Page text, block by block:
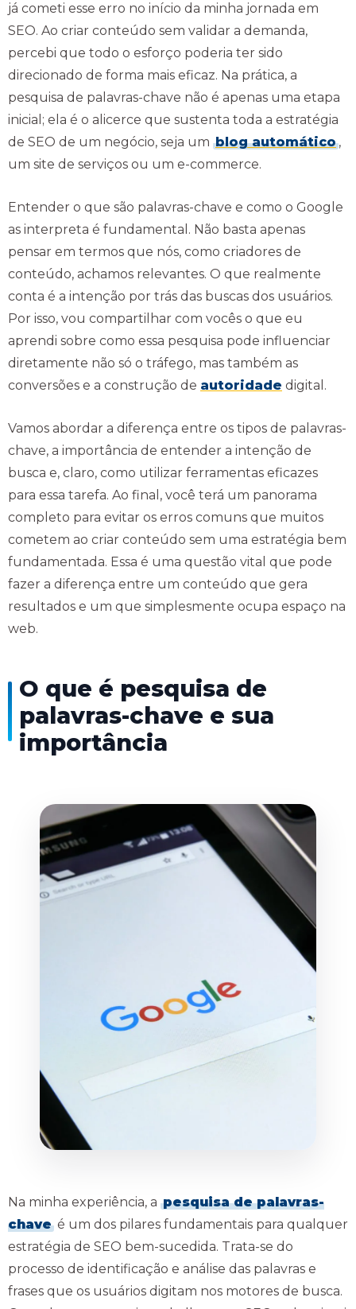
já cometi esse erro no início da minha jornada em
SEO. Ao criar conteúdo sem validar a demanda,
percebi que todo o esforço poderia ter sido
direcionado de forma mais eficaz. Na prática, a
pesquisa de palavras-chave não é apenas uma etapa
inicial; ela é o alicerce que sustenta toda a estratégia
de SEO de um negócio, seja um blog automático ,
um site de serviços ou um e-commerce.
Entender o que são palavras-chave e como o Google
as interpreta é fundamental. Não basta apenas
pensar em termos que nós, como criadores de
conteúdo, achamos relevantes. O que realmente
conta é a intenção por trás das buscas dos usuários.
Por isso, vou compartilhar com vocês o que eu
aprendi sobre como essa pesquisa pode influenciar
diretamente não só o tráfego, mas também as
conversões e a construção de autoridade digital.
Vamos abordar a diferença entre os tipos de palavras-
chave, a importância de entender a intenção de
busca e, claro, como utilizar ferramentas eficazes
para essa tarefa. Ao final, você terá um panorama
completo para evitar os erros comuns que muitos
cometem ao criar conteúdo sem uma estratégia bem
fundamentada. Essa é uma questão vital que pode
fazer a diferença entre um conteúdo que gera
resultados e um que simplesmente ocupa espaço na
web.
O que é pesquisa de
palavras-chave e sua
importância
Na minha experiência, a pesquisa de palavras-
chave é um dos pilares fundamentais para qualquer
estratégia de SEO bem-sucedida. Trata-se do
processo de identificação e análise das palavras e
frases que os usuários digitam nos motores de busca.